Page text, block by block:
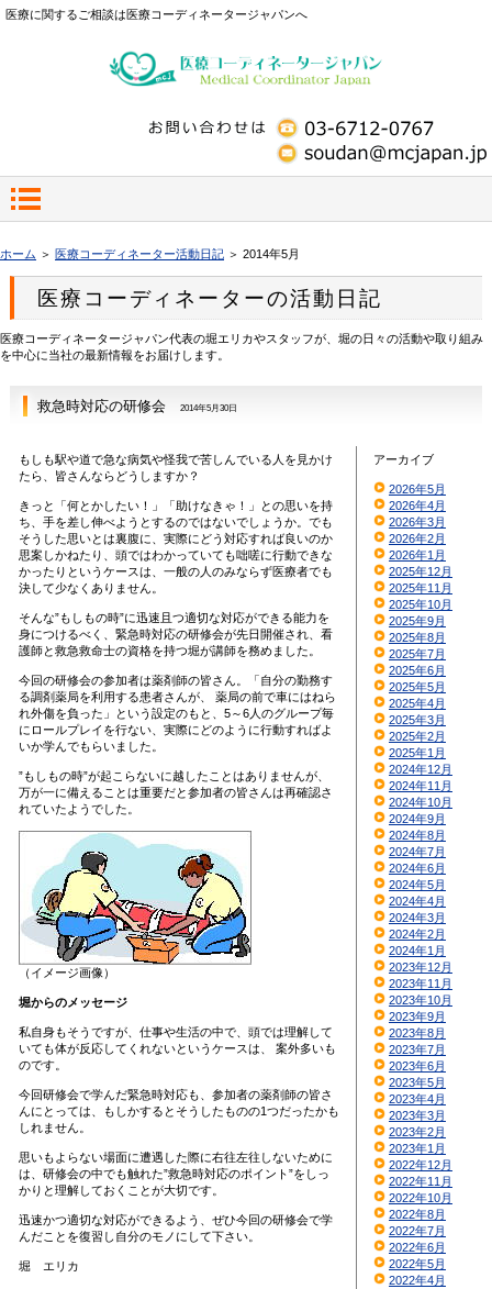
医療に関するご相談は医療コーディネータージャパンへ
ホーム ＞ 医療コーディネーター活動日記 ＞ 2014年5月
医療コーディネーターの活動日記
医療コーディネータージャパン代表の堀エリカやスタッフが、堀の日々の活動や取り組み
を中心に当社の最新情報をお届けします。
救急時対応の研修会 2014年5月30日
もしも駅や道で急な病気や怪我で苦しんでいる人を見かけ
たら、皆さんならどうしますか？
きっと「何とかしたい！」「助けなきゃ！」との思いを持
ち、手を差し伸べようとするのではないでしょうか。でも
そうした思いとは裏腹に、実際にどう対応すれば良いのか
思案しかねたり、頭ではわかっていても咄嗟に行動できな
かったりというケースは、一般の人のみならず医療者でも
決して少なくありません。
そんな”もしもの時”に迅速且つ適切な対応ができる能力を
身につけるべく、緊急時対応の研修会が先日開催され、看
護師と救急救命士の資格を持つ堀が講師を務めました。
今回の研修会の参加者は薬剤師の皆さん。「自分の勤務す
る調剤薬局を利用する患者さんが、 薬局の前で車にはねら
れ外傷を負った」という設定のもと、5～6人のグループ毎
にロールプレイを行ない、実際にどのように行動すればよ
いか学んでもらいました。
”もしもの時”が起こらないに越したことはありませんが、
万が一に備えることは重要だと参加者の皆さんは再確認さ
れていたようでした。
（イメージ画像）
堀からのメッセージ
私自身もそうですが、仕事や生活の中で、頭では理解して
いても体が反応してくれないというケースは、 案外多いも
のです。
今回研修会で学んだ緊急時対応も、参加者の薬剤師の皆さ
んにとっては、もしかするとそうしたものの1つだったかも
しれません。
思いもよらない場面に遭遇した際に右往左往しないために
は、研修会の中でも触れた”救急時対応のポイント”をしっ
かりと理解しておくことが大切です。
迅速かつ適切な対応ができるよう、ぜひ今回の研修会で学
んだことを復習し自分のモノにして下さい。
堀 エリカ
アーカイブ
2026年5月
2026年4月
2026年3月
2026年2月
2026年1月
2025年12月
2025年11月
2025年10月
2025年9月
2025年8月
2025年7月
2025年6月
2025年5月
2025年4月
2025年3月
2025年2月
2025年1月
2024年12月
2024年11月
2024年10月
2024年9月
2024年8月
2024年7月
2024年6月
2024年5月
2024年4月
2024年3月
2024年2月
2024年1月
2023年12月
2023年11月
2023年10月
2023年9月
2023年8月
2023年7月
2023年6月
2023年5月
2023年4月
2023年3月
2023年2月
2023年1月
2022年12月
2022年11月
2022年10月
2022年8月
2022年7月
2022年6月
2022年5月
2022年4月